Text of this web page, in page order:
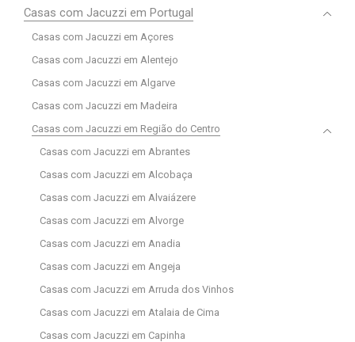
Casas com Jacuzzi em Portugal
Casas com Jacuzzi em Açores
Casas com Jacuzzi em Alentejo
Casas com Jacuzzi em Algarve
Casas com Jacuzzi em Madeira
Casas com Jacuzzi em Região do Centro
Casas com Jacuzzi em Abrantes
Casas com Jacuzzi em Alcobaça
Casas com Jacuzzi em Alvaiázere
Casas com Jacuzzi em Alvorge
Casas com Jacuzzi em Anadia
Casas com Jacuzzi em Angeja
Casas com Jacuzzi em Arruda dos Vinhos
Casas com Jacuzzi em Atalaia de Cima
Casas com Jacuzzi em Capinha